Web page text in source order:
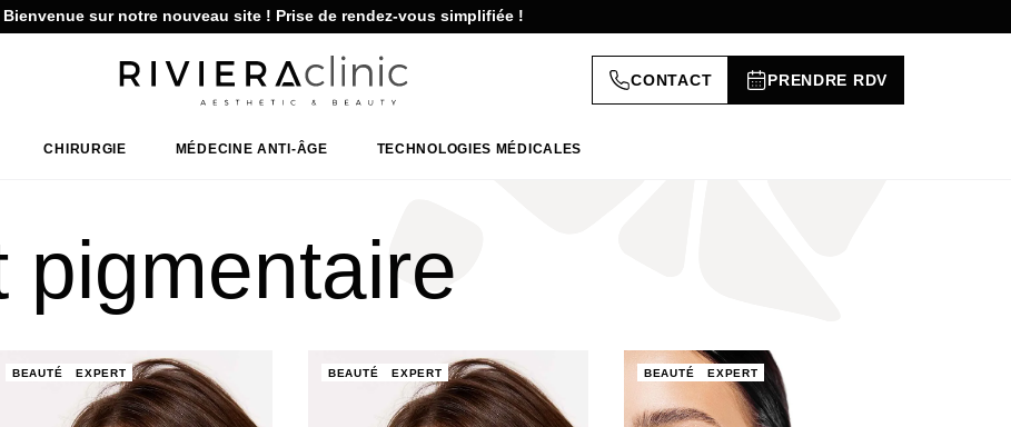
Bienvenue sur notre nouveau site ! Prise de rendez-vous simplifiée !
CONTACT PRENDRE RDV
CHIRURGIE MÉDECINE ANTI-ÂGE TECHNOLOGIES MÉDICALES
pigmentaire
BEAUTÉ EXPERT BEAUTÉ EXPERT BEAUTÉ EXPERT